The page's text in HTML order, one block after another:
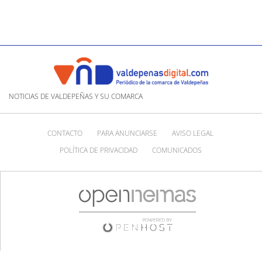
NOTICIAS DE VALDEPEÑAS Y SU COMARCA
CONTACTO PARA ANUNCIARSE
AVISO LEGAL
POLÍTICA DE PRIVACIDAD
COMUNICADOS